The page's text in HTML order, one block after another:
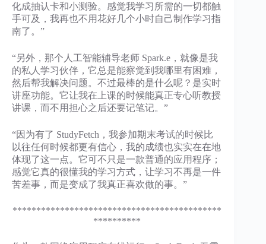
化成抽认卡和小测验。感觉我学习所需的一切都触
手可及，我再也不用花好几个小时自己制作学习指
南了。”
“另外，那个人工智能辅导老师 Spark.e，就像是我
的私人学习伙伴，它总是能察觉到我哪里有困难，
然后帮我解决问题。不过最棒的是什么呢？是实时
讲座功能。它让我在上课的时候能真正专心听教授
讲课，而不用担心之后还要记笔记。”
“因为有了 StudyFetch，我参加期末考试的时候比
以往任何时候都更有信心，我的成绩也实实在在地
体现了这一点。它可不只是一款普通的应用程序；
感觉它真的很懂我的学习方式，让学习不再是一件
苦差事，而是变成了我真正喜欢做的事。”
********************************************
**********